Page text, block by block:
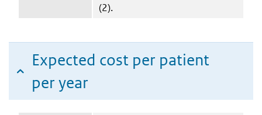
(2).
Expected cost per patient
per year